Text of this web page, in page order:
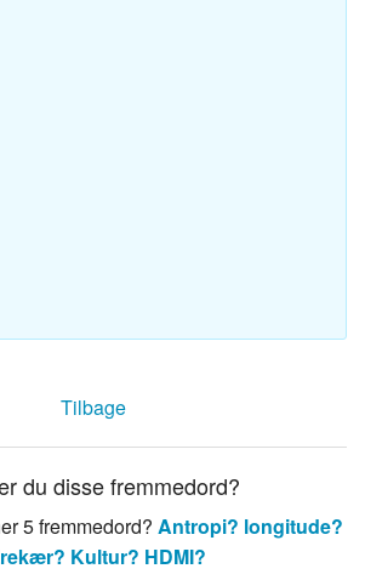
Tilbage
du disse fremmedord?
5 fremmedord? Antropi? longitude?
Kultur? HDMI?